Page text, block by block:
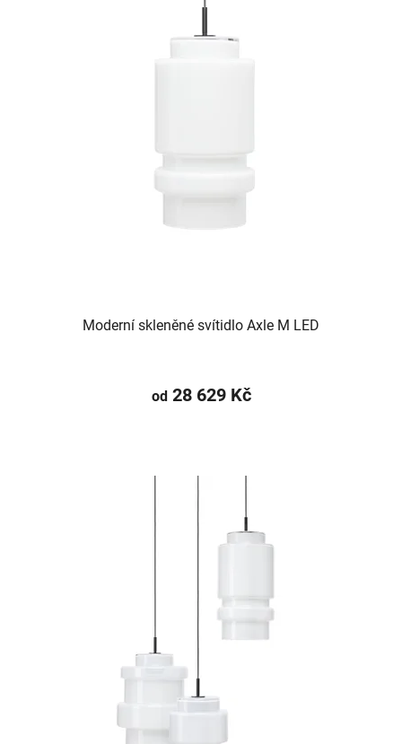
Moderní skleněné svítidlo Axle M LED
od28 629 Kč